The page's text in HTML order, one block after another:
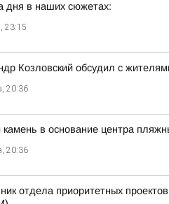
дня в наших сюжетах:
23:15
Козловский обсудил с
20:36
в основание центра
20:36
отдела приоритетных